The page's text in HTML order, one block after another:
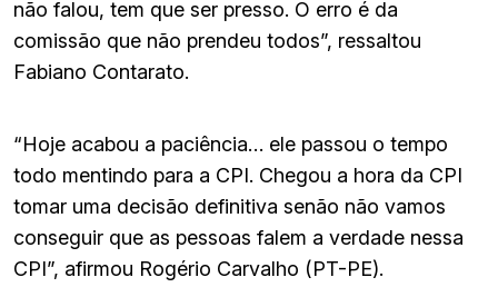
não falou, tem que ser presso. O erro é da
comissão que não prendeu todos”, ressaltou
Fabiano Contarato.
“Hoje acabou a paciência… ele passou o tempo
todo mentindo para a CPI. Chegou a hora da CPI
tomar uma decisão definitiva senão não vamos
conseguir que as pessoas falem a verdade nessa
CPI”, afirmou Rogério Carvalho (PT-PE).